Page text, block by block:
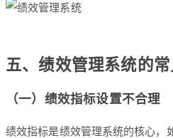
五、绩效管理系统的
（一）绩效指标设置不合理
绩效指标是绩效管理系统的核心，